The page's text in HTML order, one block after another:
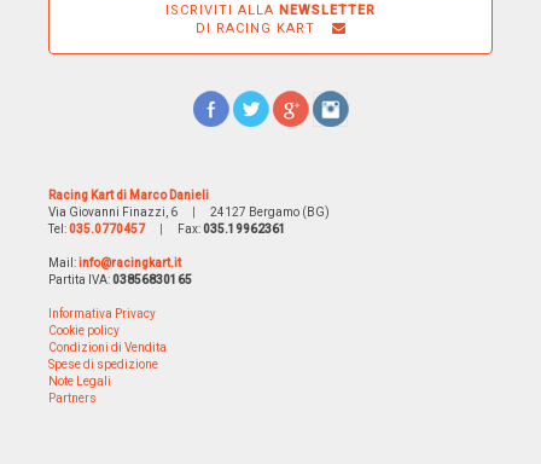
ISCRIVITI ALLA NEWSLETTER
DI RACING KART
Racing Kart di Marco Danieli
Via Giovanni Finazzi, 6
24127 Bergamo (BG)
Tel:035.0770457 Fax:035.19962361
Mail:info@racingkart.it
Partita IVA:03856830165
Informativa Privacy
Cookie policy
Condizioni di Vendita
Spese di spedizione
Note Legali
Partners